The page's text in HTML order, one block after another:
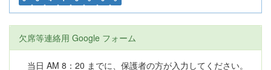
欠席等連絡用 Google フォーム
当日 AM 8：20 までに、保護者の方が入力してください。